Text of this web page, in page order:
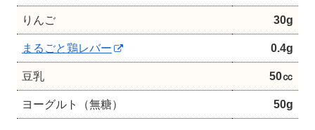
りんご 30g
まるごと鶏レバー 0.4g
豆乳 50㏄
ヨーグルト（無糖） 50g